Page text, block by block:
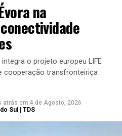
na
o projeto europeu LIFE
cooperação transfronteiriça
atrás em 4 de Agosto, 2026
Sul | TDS